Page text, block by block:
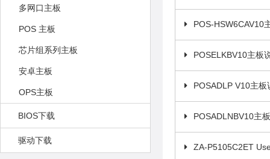
多网口主板
POS 主板
芯片组系列主板
安卓主板
OPS主板
BIOS下载
驱动下载
POS-HSW6CAV10
POSELKBV10主板
POSADLP V10主板
POSADLNBV10主
ZA-P5105C2ET